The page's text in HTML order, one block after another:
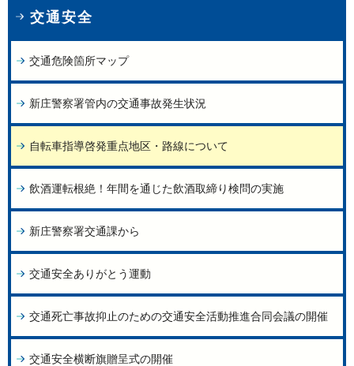
交通安全
交通危険箇所マップ
新庄警察署管内の交通事故発生状況
自転車指導啓発重点地区・路線について
飲酒運転根絶！年間を通じた飲酒取締り検問の実施
新庄警察署交通課から
交通安全ありがとう運動
交通死亡事故抑止のための交通安全活動推進合同会議の開催
交通安全横断旗贈呈式の開催